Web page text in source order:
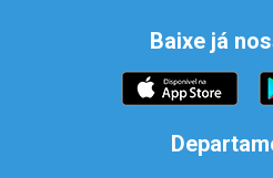
Baixe já